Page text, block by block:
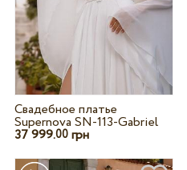
Свадебное платье
Supernova SN-113-Gabriel
37 999.00грн